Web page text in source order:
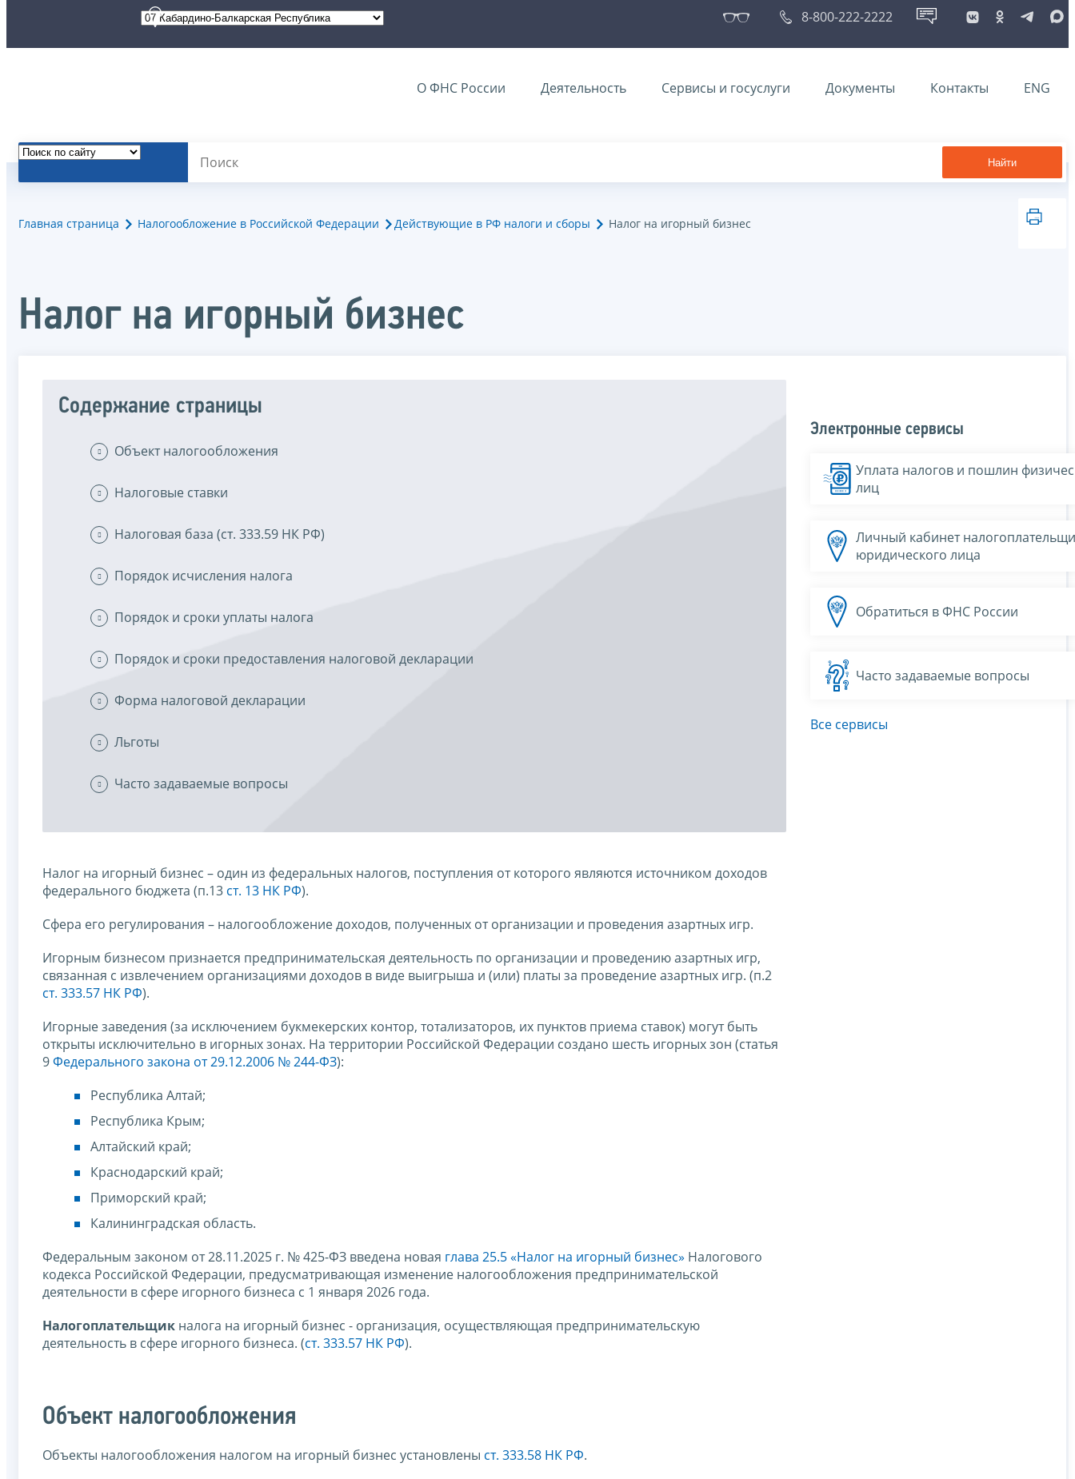
8-800-222-2222
О ФНС России Деятельность Сервисы и госуслуги Документы Контакты ENG
Найти
Главная страница Налогообложение в Российской Федерации Действующие в РФ налоги и сборы Налог на игорный бизнес
Налог на игорный бизнес
Содержание страницы
Объект налогообложения
Налоговые ставки
Налоговая база (ст. 333.59 НК РФ)
Порядок исчисления налога
Порядок и сроки уплаты налога
Порядок и сроки предоставления налоговой декларации
Форма налоговой декларации
Льготы
Часто задаваемые вопросы
Налог на игорный бизнес – один из федеральных налогов, поступления от которого являются источником доходов
федерального бюджета (п.13 ст. 13 НК РФ).
Сфера его регулирования – налогообложение доходов, полученных от организации и проведения азартных игр.
Игорным бизнесом признается предпринимательская деятельность по организации и проведению азартных игр,
связанная с извлечением организациями доходов в виде выигрыша и (или) платы за проведение азартных игр. (п.2
ст. 333.57 НК РФ).
Игорные заведения (за исключением букмекерских контор, тотализаторов, их пунктов приема ставок) могут быть
открыты исключительно в игорных зонах. На территории Российской Федерации создано шесть игорных зон (статья
9Федерального закона от 29.12.2006 № 244-ФЗ):
Республика Алтай;
Республика Крым;
Алтайский край;
Краснодарский край;
Приморский край;
Калининградская область.
Федеральным законом от 28.11.2025 г. № 425-ФЗ введена новая глава 25.5 «Налог на игорный бизнес» Налогового
кодекса Российской Федерации, предусматривающая изменение налогообложения предпринимательской
деятельности в сфере игорного бизнеса с 1 января 2026 года.
Налогоплательщик налога на игорный бизнес - организация, осуществляющая предпринимательскую
деятельность в сфере игорного бизнеса. (ст. 333.57 НК РФ).
Объект налогообложения
Объекты налогообложения налогом на игорный бизнес установлены ст. 333.58 НК РФ.
Электронные сервисы
Уплата налогов и пошлин
лиц
Личный кабинет
юридического лица
Обратиться в ФНС России
Часто задаваемые вопросы
Все сервисы